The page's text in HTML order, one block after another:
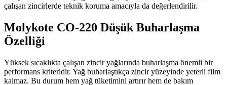
çalışan zincirlerde teknik koruma amacıyla da değerlendirilir.
Molykote CO-220 Düşük Buharlaşma
Özelliği
Yüksek sıcaklıkta çalışan zincir yağlarında buharlaşma önemli bir
performans kriteridir. Yağ buharlaştıkça zincir yüzeyinde yeterli film
kalmaz. Bu durum hem yağ tüketimini artırır hem de bakım